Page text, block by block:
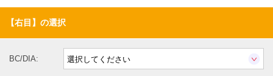
【右目】の選択
BC/DIA: